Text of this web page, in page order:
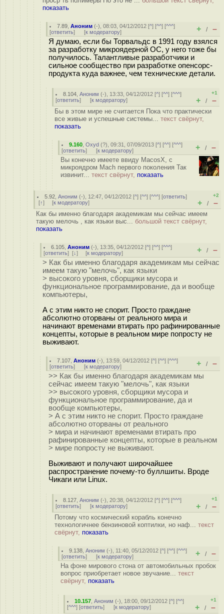
показать
7.89 ,Аноним (-), 08:03, 04/12/2012 [^] [^^] [^^^]
[ответить] [к модератору] + / –
Я думаю, если бы Торвальдс в 1991 году взялся
за разработку микроядерной ОС, у него тоже бы
получилось. Талантливые разработчики и
сильное сообщество при разработке опенсорс-
продукта куда важнее, чем технические детали.
8.104 ,Аноним (-), 13:33, 04/12/2012 [^] [^^] [^^^]
[ответить] [к модератору]
+1
+ / –
Бы в этом мире не считается Пока что практически
все живые и успешные системы... текст свёрнут,
показать
9.160 ,Oxyd (?), 09:31, 07/09/2013 [^] [^^] [^^^]
[ответить] [к модератору] + / –
Вы конечно имеете ввиду MacosX, с
микроядром Mach первого поколения Так
извинит... текст свёрнут, показать
5.92 ,Аноним (-), 12:47, 04/12/2012 [^] [^^] [^^^] [ответить]
[↑] [к модератору]
+2
+ / –
Как бы именно благодаря академикам мы сейчас имеем
такую мелочь , как языки выс... большой текст свёрнут,
показать
6.105 ,Аноним (-), 13:35, 04/12/2012 [^] [^^] [^^^]
[ответить] [↓] [к модератору] + / –
> Как бы именно благодаря академикам мы сейчас
имеем такую "мелочь", как языки
> высокого уровня, сборщики мусора и
функциональное программирование, да и вообще
компьютеры,
А с этим никто не спорит. Просто граждане
абсолютно оторваны от реального мира и
начинают временами втирать про рафинированные
концепты, которые в реальном мире попросту не
выживают.
7.107 ,Аноним (-), 13:59, 04/12/2012 [^] [^^] [^^^]
[ответить] [к модератору] + / –
>> Как бы именно благодаря академикам мы
сейчас имеем такую "мелочь", как языки
>> высокого уровня, сборщики мусора и
функциональное программирование, да и
вообще компьютеры,
> А с этим никто не спорит. Просто граждане
абсолютно оторваны от реального
> мира и начинают временами втирать про
рафинированные концепты, которые в реальном
> мире попросту не выживают.
Выживают и получают широчайшее
распространение почему-то буллшиты. Вроде
Чикаги или Linux.
8.127 ,Аноним (-), 20:38, 04/12/2012 [^] [^^] [^^^]
[ответить] [к модератору]
+1
+ / –
Потому что космический корабль конечно
технологичнее бензиновой коптилки, но наф... текст
свёрнут, показать
9.138 ,Аноним (-), 11:40, 05/12/2012 [^] [^^] [^^^]
[ответить] [к модератору] + / –
На фоне мирового стона от автомобильных пробок
вопрос приобретает новое звучание... текст
свёрнут, показать
10.157 ,Аноним (-), 18:00, 09/12/2012 [^] [^^]
[^^^] [ответить] [к модератору]
+1
+ / –